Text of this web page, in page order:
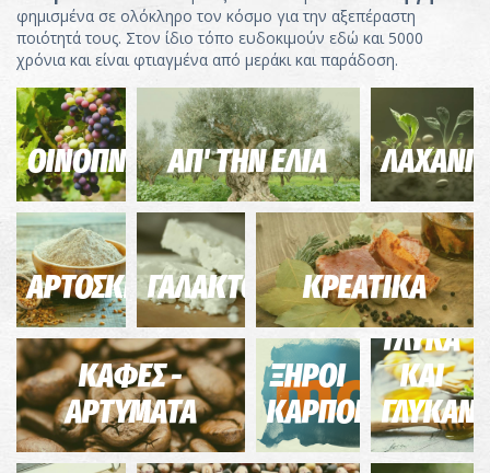
φημισμένα σε ολόκληρο τον κόσμο για την αξεπέραστη
ποιότητά τους. Στον ίδιο τόπο ευδοκιμούν εδώ και 5000
χρόνια και είναι φτιαγμένα από μεράκι και παράδοση.
ΟΙΝΟΠΝΕΥΜΑΤΩΔΗ
ΑΠ' ΤΗΝ ΕΛΙΑ
ΑΡΤΟΣΚΕΥΑΣΜΑΤΑΓΑΛΑΚΤΟΚΟΜΙΚΑΚΡΕΑΤΙΚΑ
ΚΑΦΕΣ -
ΑΡΤΥΜΑΤΑ
ΞΗΡΟΙ
ΚΑΡΠΟΙ
ΓΛΥΚΑ
ΚΑΙ